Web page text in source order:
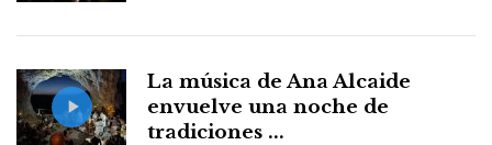
La música de Ana Alcaide
envuelve una noche de
tradiciones ...